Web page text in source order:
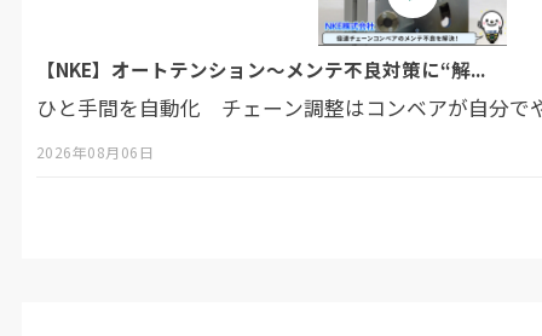
【NKE】オートテンション〜メンテ不良対策に“解...
ひと手間を自動化 チェーン調整はコンベアが自分で
2026年08月06日